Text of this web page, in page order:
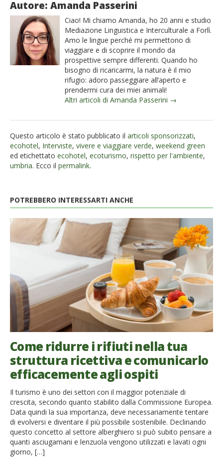
Autore: Amanda Passerini
Ciao! Mi chiamo Amanda, ho 20 anni e studio
Mediazione Linguistica e Interculturale a Forlì.
Amo le lingue perché mi permettono di
viaggiare e di scoprire il mondo da
prospettive sempre differenti. Quando ho
bisogno di ricaricarmi, la natura è il mio
rifugio: adoro passeggiare all’aperto e
prendermi cura dei miei animali!
Altri articoli di Amanda Passerini →
Questo articolo è stato pubblicato il articoli sponsorizzati,
ecohotel, Interviste, vivere e viaggiare verde, weekend green
ed etichettato ecohotel, ecoturismo, rispetto per l'ambiente,
umbria. Ecco il permalink.
POTREBBERO INTERESSARTI ANCHE
Come ridurre i rifiuti nella tua
struttura ricettiva e comunicarlo
efficacemente agli ospiti
Il turismo è uno dei settori con il maggior potenziale di
crescita, secondo quanto stabilito dalla Commissione Europea.
Data quindi la sua importanza, deve necessariamente tentare
di evolversi e diventare il più possibile sostenibile. Declinando
questo concetto al settore alberghiero si può subito pensare a
quanti asciugamani e lenzuola vengono utilizzati e lavati ogni
giorno, […]